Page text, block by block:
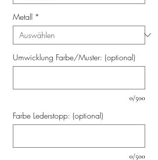
Metall *
Umwicklung Farbe/Muster: (optional)
0/500
Farbe Lederstopp: (optional)
0/500